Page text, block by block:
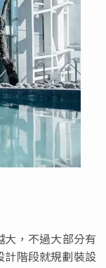
，不過大部分有
階段就規劃裝設